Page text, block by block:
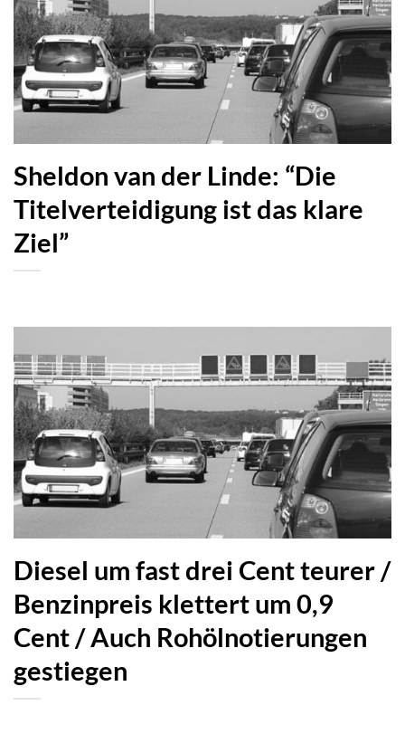
Sheldon van der Linde: “Die
Titelverteidigung ist das klare
Ziel”
Diesel um fast drei Cent teurer /
Benzinpreis klettert um 0,9
Cent / Auch Rohölnotierungen
gestiegen